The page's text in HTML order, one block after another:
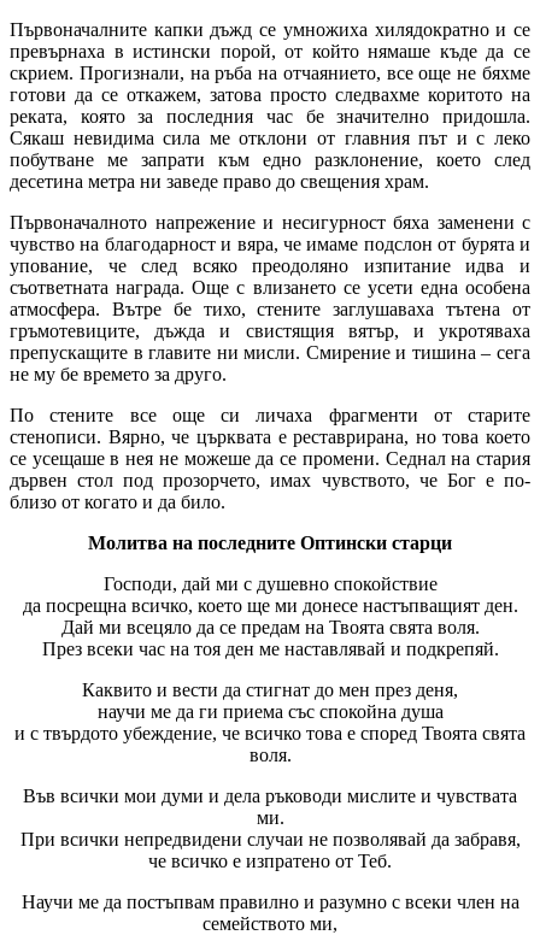
Първоначалните капки дъжд се умножиха хилядократно и се
превърнаха в истински порой, от който нямаше къде да се
скрием. Прогизнали, на ръба на отчаянието, все още не бяхме
готови да се откажем, затова просто следвахме коритото на
реката, която за последния час бе значително придошла.
Сякаш невидима сила ме отклони от главния път и с леко
побутване ме запрати към едно разклонение, което след
десетина метра ни заведе право до свещения храм.
Първоначалното напрежение и несигурност бяха заменени с
чувство на благодарност и вяра, че имаме подслон от бурята и
упование, че след всяко преодоляно изпитание идва и
съответната награда. Още с влизането се усети една особена
атмосфера. Вътре бе тихо, стените заглушаваха тътена от
гръмотевиците, дъжда и свистящия вятър, и укротяваха
препускащите в главите ни мисли. Смирение и тишина – сега
не му бе времето за друго.
По стените все още си личаха фрагменти от старите
стенописи. Вярно, че църквата е реставрирана, но това което
се усещаше в нея не можеше да се промени. Седнал на стария
дървен стол под прозорчето, имах чувството, че Бог е по-
близо от когато и да било.
Молитва на последните Оптински старци
Господи, дай ми с душевно спокойствие
да посрещна всичко, което ще ми донесе настъпващият ден.
Дай ми всецяло да се предам на Твоята свята воля.
През всеки час на тоя ден ме наставлявай и подкрепяй.
Каквито и вести да стигнат до мен през деня,
научи ме да ги приема със спокойна душа
и с твърдото убеждение, че всичко това е според Твоята свята
воля.
Във всички мои думи и дела ръководи мислите и чувствата
ми.
При всички непредвидени случаи не позволявай да забравя,
че всичко е изпратено от Теб.
Научи ме да постъпвам правилно и разумно с всеки член на
семейството ми,